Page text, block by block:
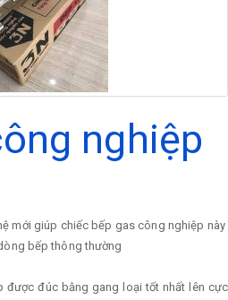
nghiệp
mới giúp chiếc bếp gas công nghiệp này
bếp thông thường
được đúc bằng gang loại tốt nhất lên cực